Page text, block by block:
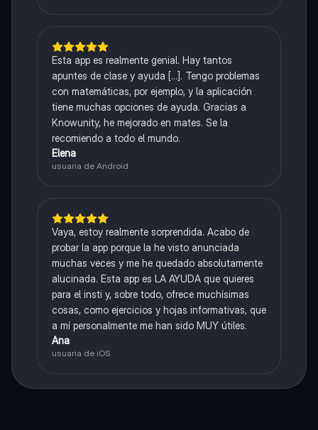
Esta app es realmente genial. Hay tantos
apuntes de clase y ayuda [...]. Tengo problemas
con matemáticas, por ejemplo, y la aplicación
tiene muchas opciones de ayuda. Gracias a
Knowunity, he mejorado en mates. Se la
recomiendo a todo el mundo.
Elena
usuaria de Android
Vaya, estoy realmente sorprendida. Acabo de
probar la app porque la he visto anunciada
muchas veces y me he quedado absolutamente
alucinada. Esta app es LA AYUDA que quieres
para el insti y, sobre todo, ofrece muchísimas
cosas, como ejercicios y hojas informativas, que
a mí personalmente me han sido MUY útiles.
Ana
usuaria de iOS